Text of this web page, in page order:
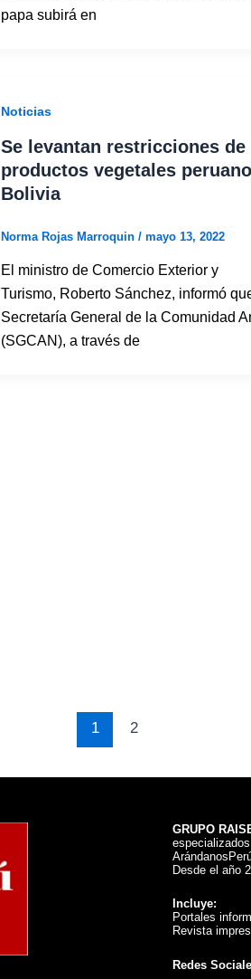
papa subirá en
Noticias
Se levantan restricciones de
productos vegetales
Bolivia
Norma Rojas Marroquin / mayo 13, 2022
El ministro de Comercio Exterior y
Turismo, Roberto Sánchez, informó
Secretaría General de la Comunidad
(SGCAN), a través de
1 2
GRUPO
Desde el año
Incluye:
Portales
Revista
Redes